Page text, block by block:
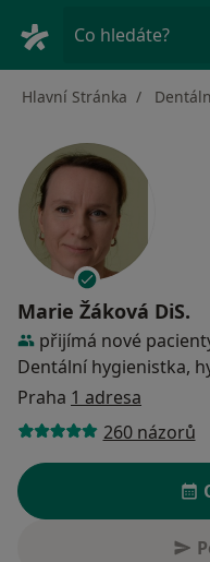
Co hledáte?
Hlavní Stránka
Marie Žáková DiS.
přijímá nové
Dentální hygienistka,
Praha 1 adresa
260 názorů